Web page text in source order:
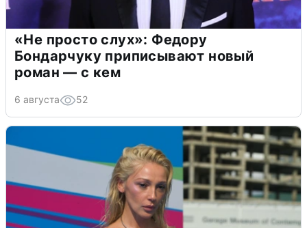
«Не просто слух»: Федору
Бондарчуку приписывают новый
роман — с кем
6 августа 52